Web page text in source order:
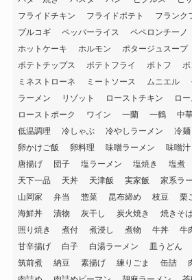
フライドチキン
フライドポテト フランク
プルコギ
ペッパーライス ペペロンチーノ
ホットケーキ
ホルモン ポタージュスープ
ポテトチップス
ポテトフライ ポトフ ポ
ミネストローネ
ミートソース ムニエル
ラーメン
リゾット ローストチキン
ロ
ローストポーク
ワイン 一蘭 一鶴 中
低温調理
冷しゃぶ 冷やしラーメン 冷麺
卵かけご飯
卵料理 味噌ラーメン 味噌汁
唐揚げ
団子 塩ラーメン 塩焼き 塩煮
天下一品
天丼 天津飯 実家飯 家系ラ
山岡家
弁当 惣菜 昆布締め 枝豆 栗
海鮮丼
漬物 灰干し 炭火焼き 焼きそ
照り焼き
煮付 煮浸し 煮物 牛丼 牛
甘辛揚げ
白子 白湯ラーメン 皿うどん
筑前煮
納豆 素揚げ 練りごま 缶詰